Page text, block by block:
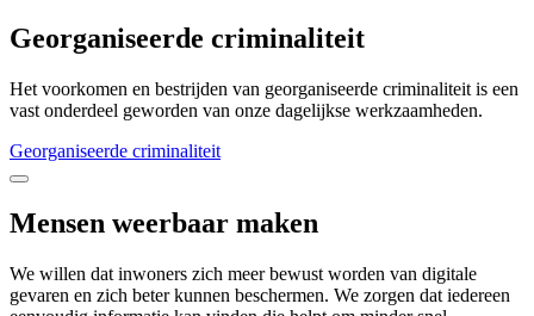
Georganiseerde criminaliteit
Het voorkomen en bestrijden van georganiseerde criminaliteit is een
vast onderdeel geworden van onze dagelijkse werkzaamheden.
Georganiseerde criminaliteit
Mensen weerbaar maken
We willen dat inwoners zich meer bewust worden van digitale
gevaren en zich beter kunnen beschermen. We zorgen dat iedereen